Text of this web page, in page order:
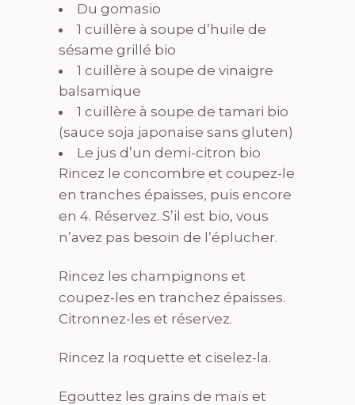
Du gomasio
1 cuillère à soupe d’huile de
sésame grillé bio
1 cuillère à soupe de vinaigre
balsamique
1 cuillère à soupe de tamari bio
(sauce soja japonaise sans gluten)
Le jus d’un demi-citron bio
Rincez le concombre et coupez-le
en tranches épaisses, puis encore
en 4. Réservez. S’il est bio, vous
n’avez pas besoin de l’éplucher.
Rincez les champignons et
coupez-les en tranchez épaisses.
Citronnez-les et réservez.
Rincez la roquette et ciselez-la.
Egouttez les grains de maïs et